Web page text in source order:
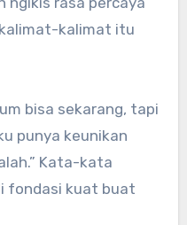
kalimat itu
bisa sekarang, tapi
punya keunikan
Kata-kata
fondasi kuat buat